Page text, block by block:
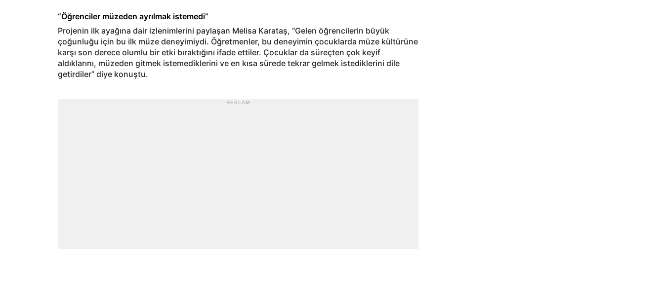
“Öğrenciler müzeden ayrılmak istemedi”
Projenin ilk ayağına dair izlenimlerini paylaşan Melisa Karataş, “Gelen öğrencilerin büyük
çoğunluğu için bu ilk müze deneyimiydi. Öğretmenler, bu deneyimin çocuklarda müze kültürüne
karşı son derece olumlu bir etki bıraktığını ifade ettiler. Çocuklar da süreçten çok keyif
aldıklarını, müzeden gitmek istemediklerini ve en kısa sürede tekrar gelmek istediklerini dile
getirdiler” diye konuştu.
- REKLAM -